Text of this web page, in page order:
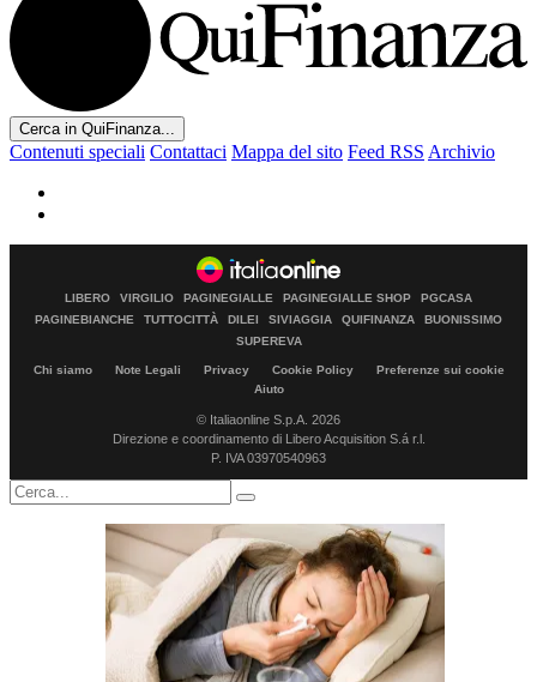
Cerca in QuiFinanza...
Contenuti speciali Contattaci Mappa del sito Feed RSS Archivio
LIBERO VIRGILIO PAGINEGIALLE PAGINEGIALLE SHOP
PGCASA
PAGINEBIANCHE
TUTTOCITTÀ DILEI SIVIAGGIA QUIFINANZA
BUONISSIMO
SUPEREVA
Chi siamo Note Legali Privacy Cookie Policy
Preferenze sui cookie
Aiuto
© Italiaonline S.p.A. 2026
Direzione e coordinamento di Libero Acquisition S.á r.l.
P. IVA 03970540963